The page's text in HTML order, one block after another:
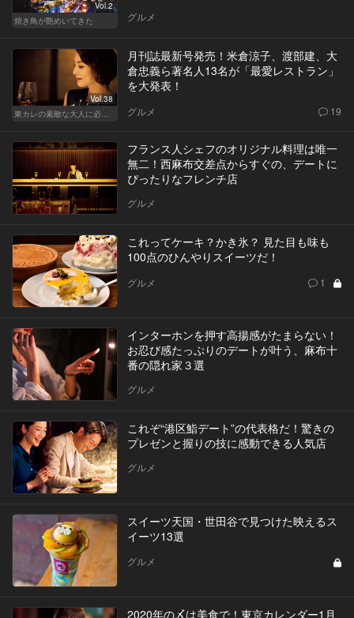
Vol.2
焼き鳥が艶めいてきた
グルメ
Vol.38
月刊誌最新号発売！米倉涼子、渡部建、大
倉忠義ら著名人13名が「最愛レストラン」
を大発表！
グルメ 19
フランス人シェフのオリジナル料理は唯一
無二！西麻布交差点からすぐの、デートに
ぴったりなフレンチ店
グルメ
これってケーキ？かき氷？ 見た目も味も
100点のひんやりスイーツだ！
グルメ 1
インターホンを押す高揚感がたまらない！
お忍び感たっぷりのデートが叶う、麻布十
番の隠れ家３選
グルメ
これぞ“港区鮨デート”の代表格だ！驚きの
プレゼンと握りの技に感動できる人気店
グルメ
スイーツ天国・世田谷で見つけた映えるス
イーツ13選
グルメ
2020年の〆は美食で！東京カレンダー1月